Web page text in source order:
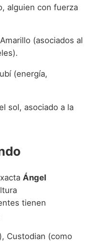
alguien con fuerza
(asociados al
(energía,
sol, asociado a la
Ángel
tienen
Custodian (como